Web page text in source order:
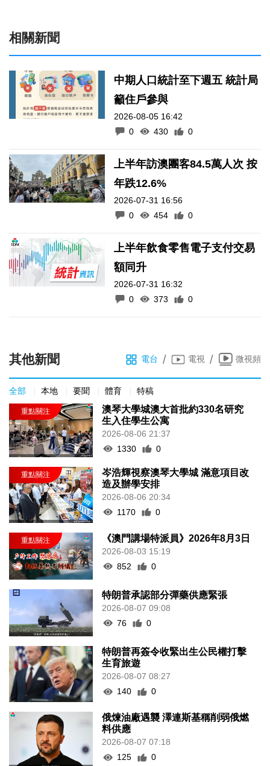
相關新聞
中期人口統計至下週五 統計局
籲住戶參與
2026-08-05 16:42
0
430 0
上半年訪澳團客84.5萬人次 按
年跌12.6%
2026-07-31 16:56
0
454 0
上半年飲食零售電子支付交易
額同升
2026-07-31 16:32
0
373 0
其他新聞 電台 / 電視 / 微視頻
全部 本地 要聞 體育 特稿
澳琴大學城澳大首批約330名研究
生入住學生公寓
2026-08-06 21:37
1330
0
岑浩輝視察澳琴大學城 滿意項目改
造及辦學安排
2026-08-06 20:34
1170
0
《澳門講場特派員》2026年8月3日
2026-08-03 15:19
852
0
特朗普承認部分彈藥供應緊張
2026-08-07 09:08
76
0
特朗普再簽令收緊出生公民權打擊
生育旅遊
2026-08-07 08:27
140
0
俄煉油廠遇襲 澤連斯基稱削弱俄燃
料供應
2026-08-07 07:18
125
0